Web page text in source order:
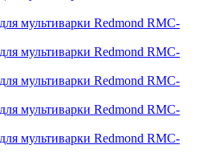
мультиварки Redmond RMC-
мультиварки Redmond RMC-
мультиварки Redmond RMC-
мультиварки Redmond RMC-
мультиварки Redmond RMC-